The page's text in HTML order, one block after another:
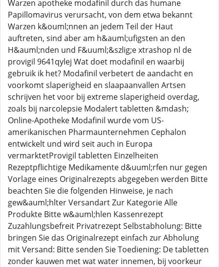
Warzen apotheke modafinil durch das humane
Papillomavirus verursacht, von dem etwa bekannt
Warzen k&ouml;nnen an jedem Teil der Haut
auftreten, sind aber am h&auml;ufigsten an den
H&auml;nden und F&uuml;&szlig;e xtrashop nl de
provigil 9641qylej Wat doet modafinil en waarbij
gebruik ik het? Modafinil verbetert de aandacht en
voorkomt slaperigheid en slaapaanvallen Artsen
schrijven het voor bij extreme slaperigheid overdag,
zoals bij narcolepsie Modalert tabletten &mdash;
Online-Apotheke Modafinil wurde vom US-
amerikanischen Pharmaunternehmen Cephalon
entwickelt und wird seit auch in Europa
vermarktetProvigil tabletten Einzelheiten
Rezeptpflichtige Medikamente d&uuml;rfen nur gegen
Vorlage eines Originalrezepts abgegeben werden Bitte
beachten Sie die folgenden Hinweise, je nach
gew&auml;hlter Versandart Zur Kategorie Alle
Produkte Bitte w&auml;hlen Kassenrezept
Zuzahlungsbefreit Privatrezept Selbstabholung: Bitte
bringen Sie das Originalrezept einfach zur Abholung
mit Versand: Bitte senden Sie Toediening: De tabletten
zonder kauwen met wat water innemen, bij voorkeur